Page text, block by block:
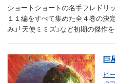
ショートショートの名手フレドリ
１１編をすべて集めた全４巻の決
み」「天使ミミズ」など初期の傑作を
巨
ピ